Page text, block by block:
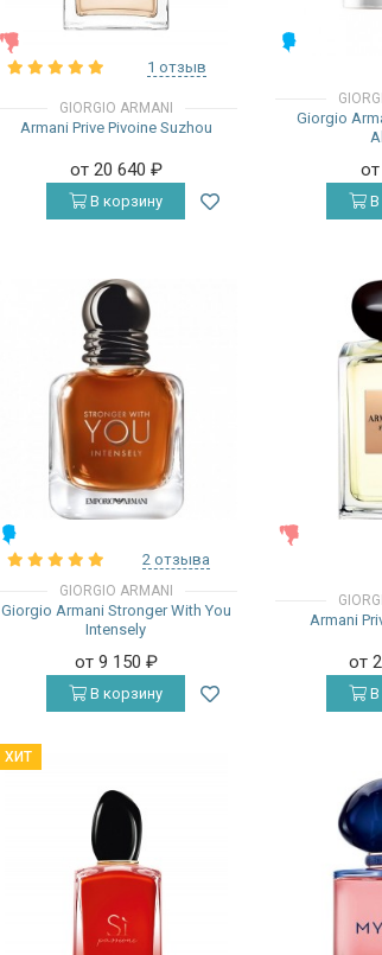
1 отзыв
GIORGIO ARMANI
Armani Prive Pivoine Suzhou
от 20 640 ₽
В корзину
Giorgio
В
2 отзыва
GIORGIO ARMANI
Giorgio Armani Stronger With You
Intensely
от 9 150 ₽
В корзину
Armani
от
В
ХИТ